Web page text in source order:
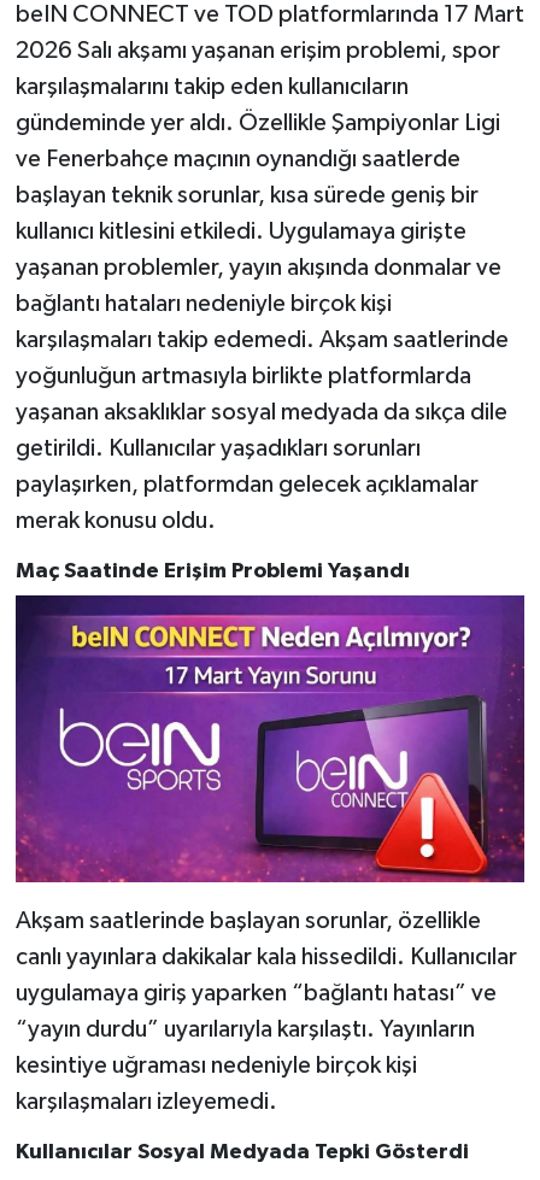
beIN CONNECT ve TOD platformlarında 17 Mart
2026 Salı akşamı yaşanan erişim problemi, spor
karşılaşmalarını takip eden kullanıcıların
gündeminde yer aldı. Özellikle Şampiyonlar Ligi
ve Fenerbahçe maçının oynandığı saatlerde
başlayan teknik sorunlar, kısa sürede geniş bir
kullanıcı kitlesini etkiledi. Uygulamaya girişte
yaşanan problemler, yayın akışında donmalar ve
bağlantı hataları nedeniyle birçok kişi
karşılaşmaları takip edemedi. Akşam saatlerinde
yoğunluğun artmasıyla birlikte platformlarda
yaşanan aksaklıklar sosyal medyada da sıkça dile
getirildi. Kullanıcılar yaşadıkları sorunları
paylaşırken, platformdan gelecek açıklamalar
merak konusu oldu.
Maç Saatinde Erişim Problemi Yaşandı
Akşam saatlerinde başlayan sorunlar, özellikle
canlı yayınlara dakikalar kala hissedildi. Kullanıcılar
uygulamaya giriş yaparken “bağlantı hatası” ve
“yayın durdu” uyarılarıyla karşılaştı. Yayınların
kesintiye uğraması nedeniyle birçok kişi
karşılaşmaları izleyemedi.
Kullanıcılar Sosyal Medyada Tepki Gösterdi